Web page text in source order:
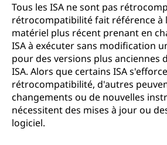
Tous les ISA ne sont pas
rétrocompatibilité fait référence à
matériel plus récent prenant en
ISA à exécuter sans modification
pour des versions plus anciennes
ISA. Alors que certains ISA
rétrocompatibilité, d'autres
changements ou de nouvelles
nécessitent des mises à jour ou
logiciel.